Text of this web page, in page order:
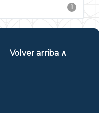
1
Volver arriba ∧